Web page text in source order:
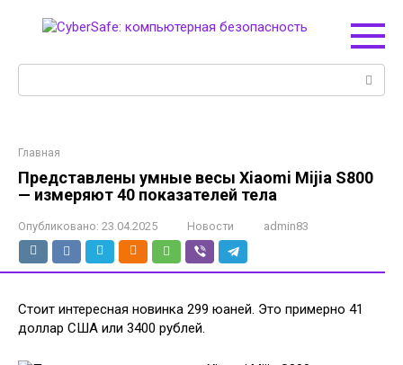
Главная
Представлены умные весы Xiaomi Mijia S800
— измеряют 40 показателей тела
Опубликовано: 23.04.2025 Новости admin83
Стоит интересная новинка 299 юаней. Это примерно 41
доллар США или 3400 рублей.